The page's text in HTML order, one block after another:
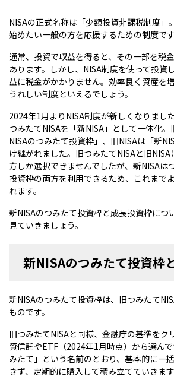
NISAの正式名称は「少額投資非課税制度」
始めたい一般の方を応援するための制度です
通常、投資で収益を得ると、その一部を税
あります。しかし、NISA制度を使って投資
益に税金がかかりません。効率良く資産を
うれしい制度といえるでしょう。
2024年1月よりNISA制度が新しくなりまし
つみたてNISAを「新NISA」として一体化
NISAのつみたて投資枠」、旧NISAは「新
け継がれました。旧つみたてNISAと旧
方しか選択できませんでしたが、新NISAは
投資枠の両方を利用できるため、これまで
れます。
新NISAのつみたて投資枠と成長投資枠につ
見ていきましょう。
新NISAのつみたて投資枠
新NISAのつみたて投資枠は、旧つみたて
ものです。
旧つみたてNISAと同様、金融庁の基準をク
資信託やETF（2024年1月時点）から選ん
みたて」という名前のとおり、基本的に一
きず、定期的に購入して積み立てていきます